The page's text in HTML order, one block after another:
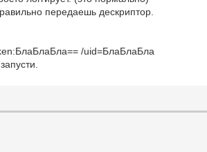
передаешь дескриптор.
/uid=БлаБлаБла